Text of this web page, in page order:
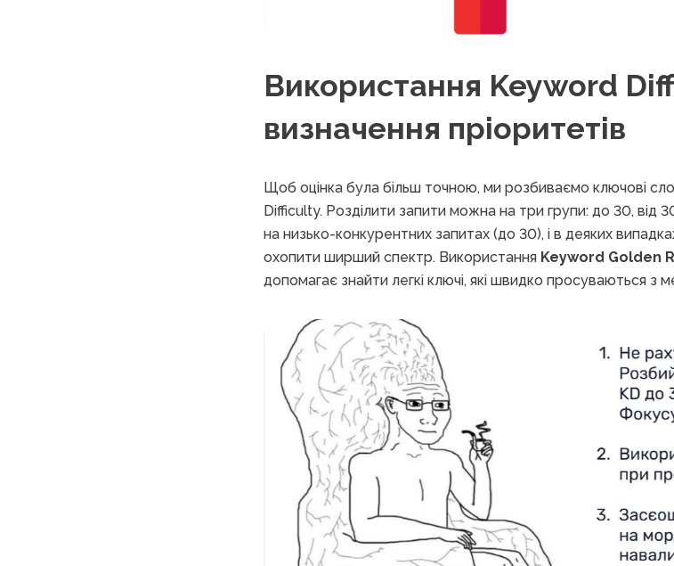
Використання Keyword
визначення пріоритетів
Щоб оцінка була більш точною, ми розбиваємо ключові
Difficulty. Розділити запити можна на три групи: до 30,
на низько-конкурентних запитах (до 30), і в деяких
охопити ширший спектр. Використання Keyword Golden
допомагає знайти легкі ключі, які швидко просуваються з